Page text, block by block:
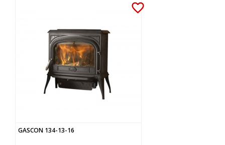
favorite_border
GASCON 134-13-16